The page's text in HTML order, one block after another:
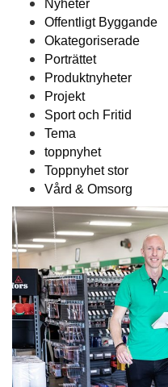
Nyheter
Offentligt Byggande
Okategoriserade
Porträttet
Produktnyheter
Projekt
Sport och Fritid
Tema
toppnyhet
Toppnyhet stor
Vård & Omsorg